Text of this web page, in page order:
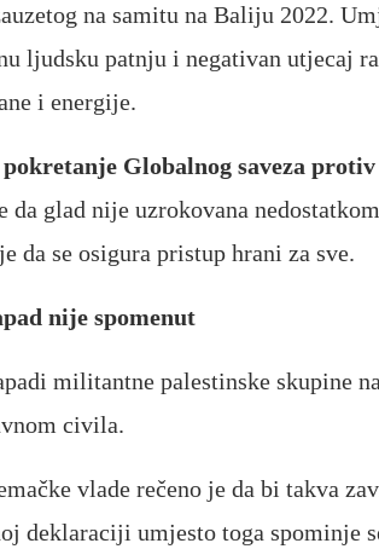
na samitu na Baliju 2022.
ljudsku patnju i negativan utjecaj
i energije.
pokretanje Globalnog saveza
glad nije uzrokovana
da se osigura pristup hrani za sve.
nije spomenut
militantne palestinske skupine
civila.
vlade rečeno je da bi takva
deklaraciji umjesto toga spominje